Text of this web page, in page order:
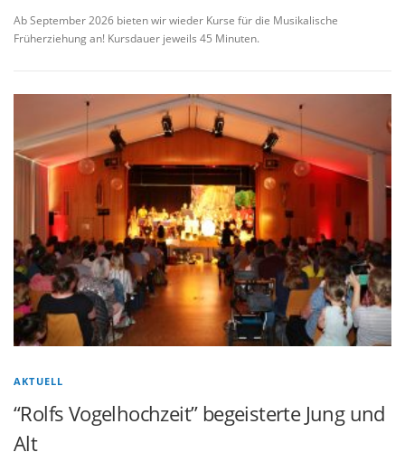
Ab September 2026 bieten wir wieder Kurse für die Musikalische
Früherziehung an! Kursdauer jeweils 45 Minuten.
AKTUELL
“Rolfs Vogelhochzeit” begeisterte Jung und
Alt